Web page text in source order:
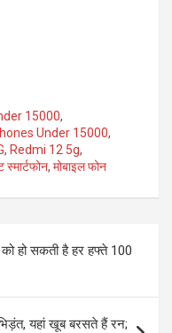
15000,
Under 15000,
, Redmi 12 5g,
स्मार्टफोन, मोबाइल फोन
हो सकती है हर हफ्ते 100
यहां खूब बरसते हैं रन;